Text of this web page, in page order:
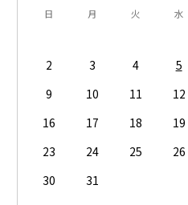
日 月 火 水
2
3 4 5
9
10 11 12
16
17 18 19
23
24 25 26
30
31